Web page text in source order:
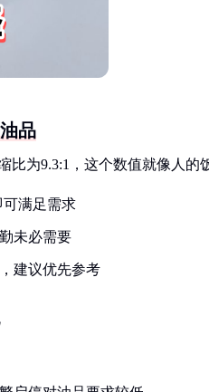
品
比为9.3:1，这个数值就像人的
可满足需求
未必需要
建议优先参考